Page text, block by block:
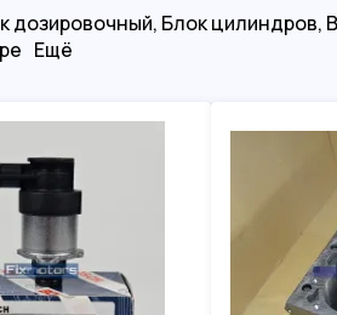
дозировочный, Блок цилиндров,
Ещё